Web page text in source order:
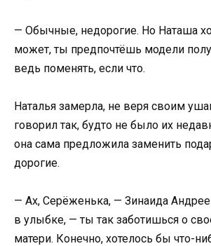
— Обычные, недорогие. Но Наташа
может, ты предпочтёшь модели
ведь поменять, если что.
Наталья замерла, не веря своим
говорил так, будто не было их
она сама предложила заменить
дорогие.
— Ах, Серёженька, — Зинаида
в улыбке, — ты так заботишься о
матери. Конечно, хотелось бы что-